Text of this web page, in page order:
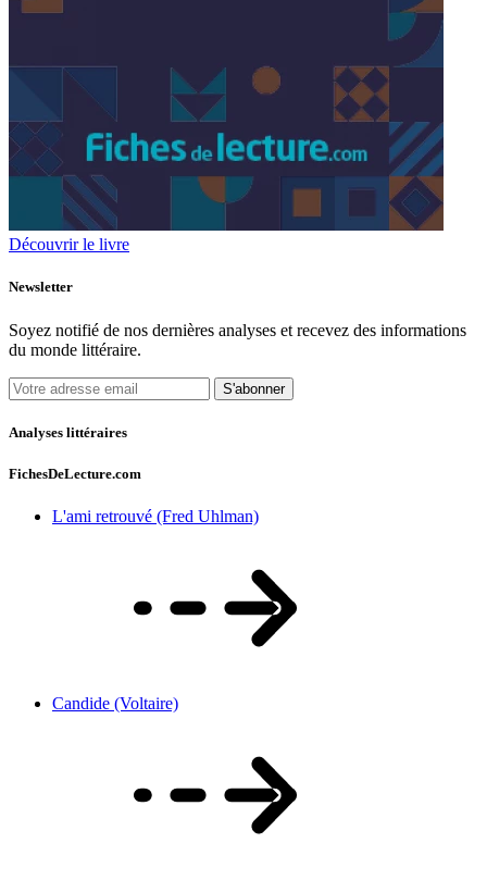
Découvrir le livre
Newsletter
Soyez notifié de nos dernières analyses et recevez des informations
du monde littéraire.
S'abonner
Analyses littéraires
FichesDeLecture.com
L'ami retrouvé (Fred Uhlman)
Candide (Voltaire)